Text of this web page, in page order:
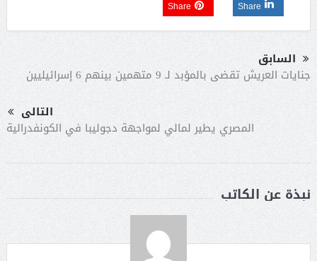
Share
Share
السابق
جنايات العريش تقضى بالمؤبد لـ 9 متهمين بينهم 6 إسرائيليين
التالى
المصري يطير لمالي لمواجهة دجوليبا في الكونفدرالية
نبذة عن الكاتب